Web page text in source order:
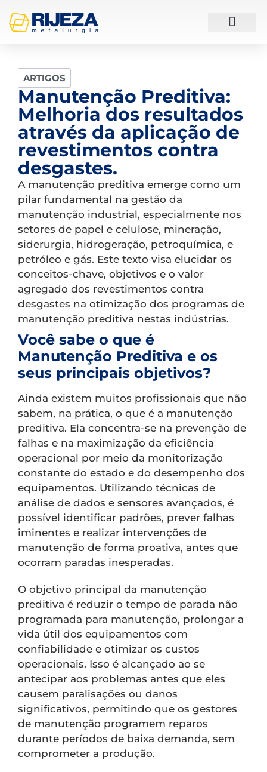
ARTIGOS
Manutenção Preditiva:
Melhoria dos resultados
através da aplicação de
revestimentos contra
desgastes.
A manutenção preditiva emerge como um
pilar fundamental na gestão da
manutenção industrial, especialmente nos
setores de papel e celulose, mineração,
siderurgia, hidrogeração, petroquímica, e
petróleo e gás. Este texto visa elucidar os
conceitos-chave, objetivos e o valor
agregado dos revestimentos contra
desgastes na otimização dos programas de
manutenção preditiva nestas indústrias.
Você sabe o que é
Manutenção Preditiva e os
seus principais objetivos?
Ainda existem muitos profissionais que não
sabem, na prática, o que é a manutenção
preditiva. Ela concentra-se na prevenção de
falhas e na maximização da eficiência
operacional por meio da monitorização
constante do estado e do desempenho dos
equipamentos. Utilizando técnicas de
análise de dados e sensores avançados, é
possível identificar padrões, prever falhas
iminentes e realizar intervenções de
manutenção de forma proativa, antes que
ocorram paradas inesperadas.
O objetivo principal da manutenção
preditiva é reduzir o tempo de parada não
programada para manutenção, prolongar a
vida útil dos equipamentos com
confiabilidade e otimizar os custos
operacionais. Isso é alcançado ao se
antecipar aos problemas antes que eles
causem paralisações ou danos
significativos, permitindo que os gestores
de manutenção programem reparos
durante períodos de baixa demanda, sem
comprometer a produção.